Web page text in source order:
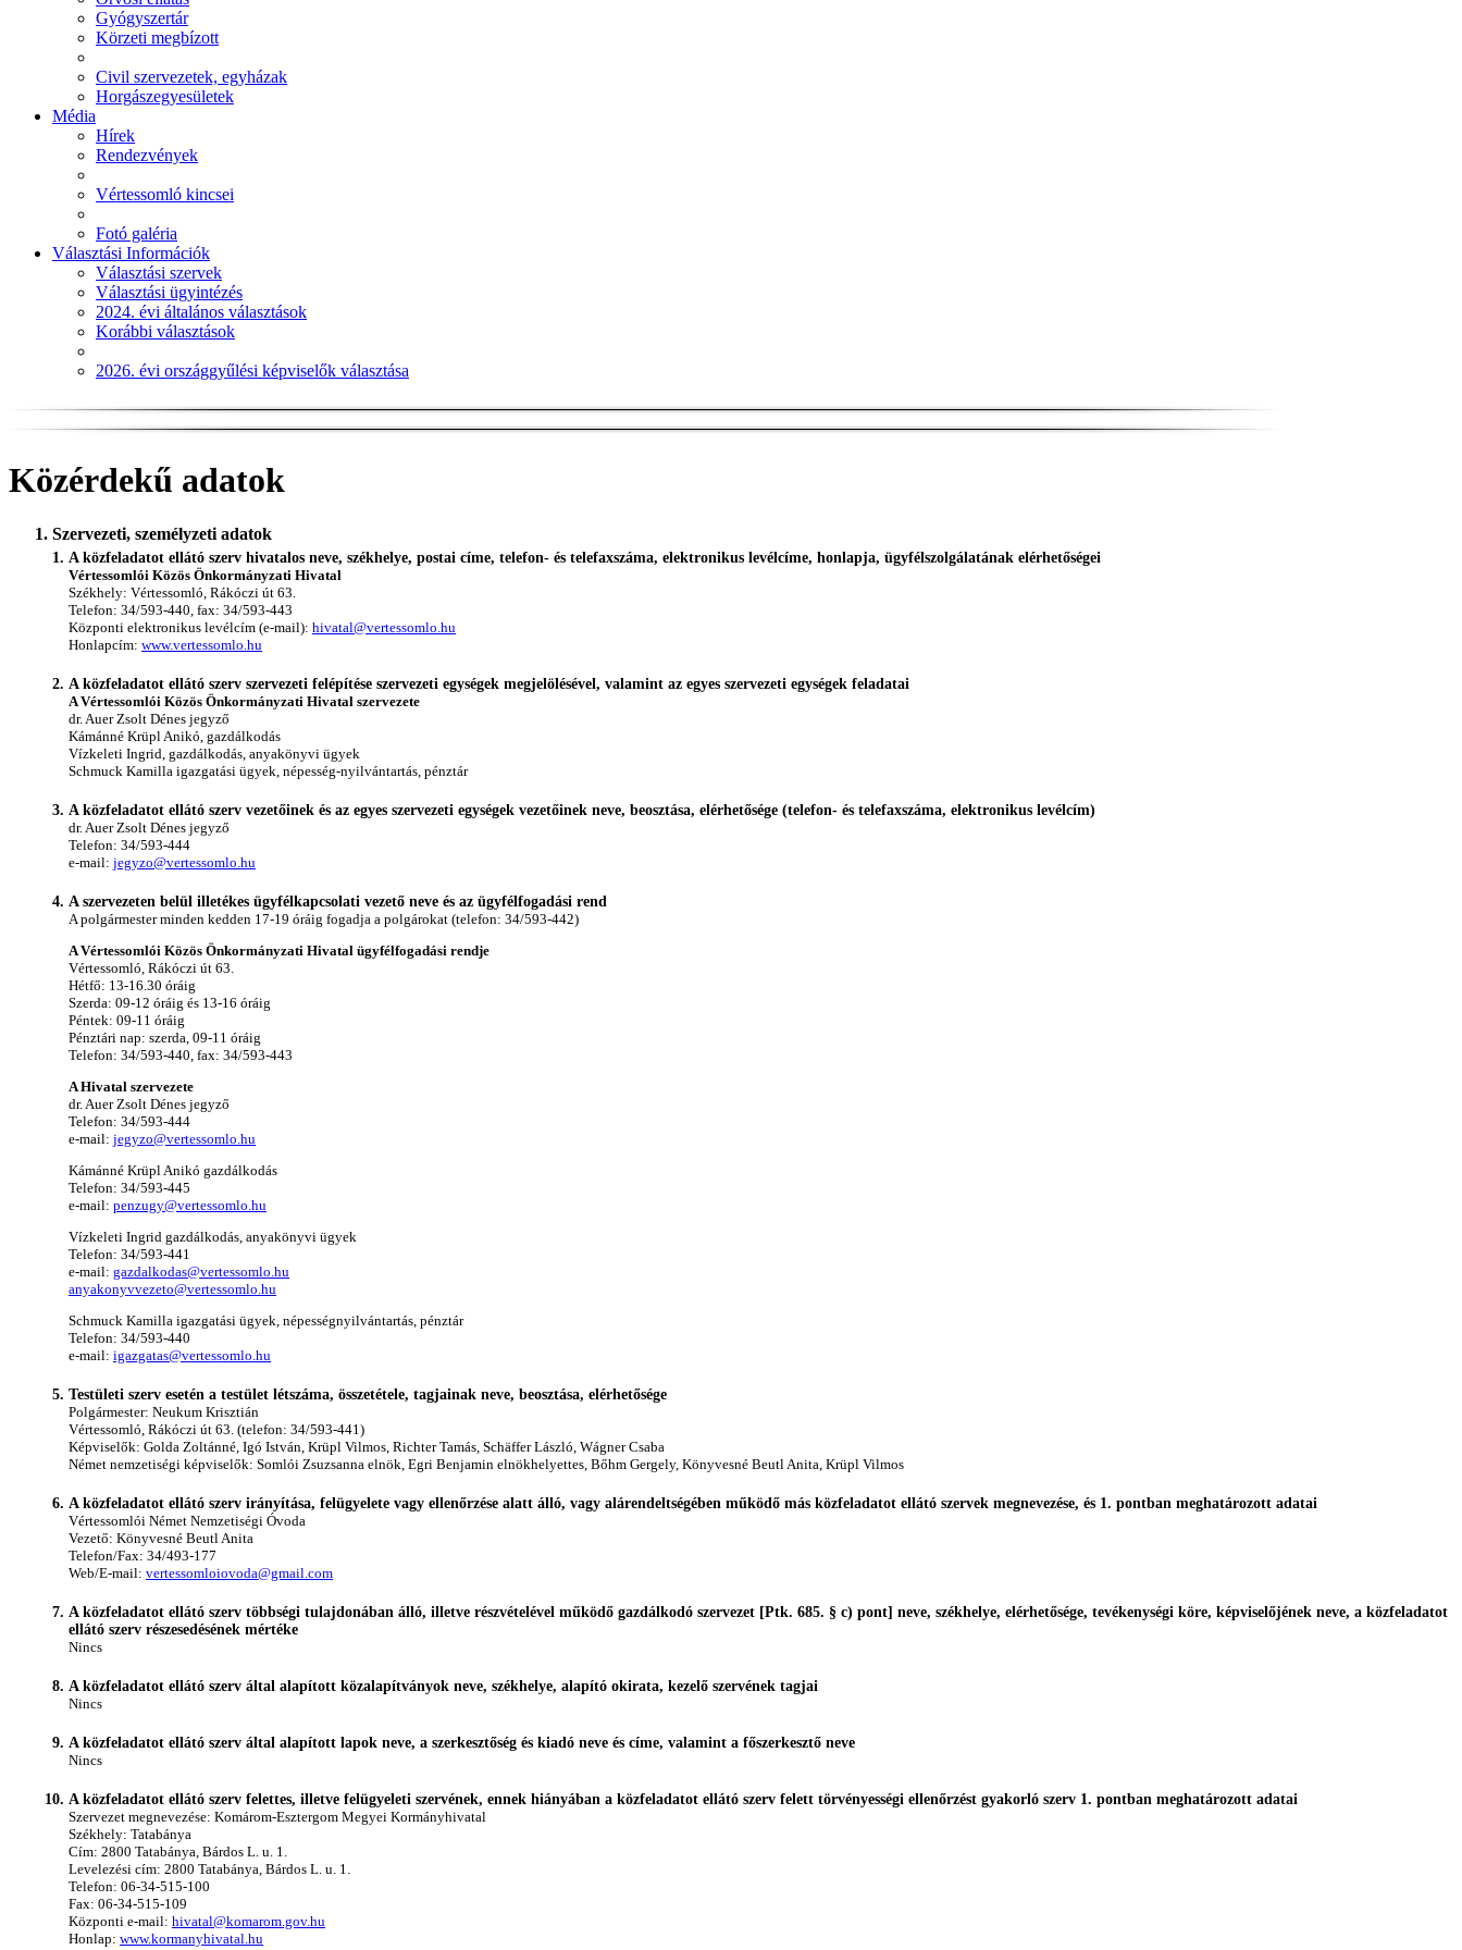
Gyógyszertár
Körzeti megbízott
Civil szervezetek, egyházak
Horgászegyesületek
Média
Hírek
Rendezvények
Vértessomló kincsei
Fotó galéria
Választási Információk
Választási szervek
Választási ügyintézés
2024. évi általános választások
Korábbi választások
2026. évi országgyűlési képviselők választása
Közérdekű adatok
Szervezeti, személyzeti adatok
A közfeladatot ellátó szerv hivatalos neve, székhelye, postai címe, telefon- és telefaxszáma, elektronikus levélcíme, honlapja, ügyfélszolgálatának elérhetőségei
Vértessomlói Közös Önkormányzati Hivatal
Székhely: Vértessomló, Rákóczi út 63.
Telefon: 34/593-440, fax: 34/593-443
Központi elektronikus levélcím (e-mail): hivatal@vertessomlo.hu
Honlapcím: www.vertessomlo.hu
A közfeladatot ellátó szerv szervezeti felépítése szervezeti egységek megjelölésével, valamint az egyes szervezeti egységek feladatai
A Vértessomlói Közös Önkormányzati Hivatal szervezete
dr. Auer Zsolt Dénes jegyző
Kámánné Krüpl Anikó, gazdálkodás
Vízkeleti Ingrid, gazdálkodás, anyakönyvi ügyek
Schmuck Kamilla igazgatási ügyek, népesség-nyilvántartás, pénztár
A közfeladatot ellátó szerv vezetőinek és az egyes szervezeti egységek vezetőinek neve, beosztása, elérhetősége (telefon- és telefaxszáma, elektronikus levélcím)
dr. Auer Zsolt Dénes jegyző
Telefon: 34/593-444
e-mail: jegyzo@vertessomlo.hu
A szervezeten belül illetékes ügyfélkapcsolati vezető neve és az ügyfélfogadási rend
A polgármester minden kedden 17-19 óráig fogadja a polgárokat (telefon: 34/593-442)
A Vértessomlói Közös Önkormányzati Hivatal ügyfélfogadási rendje
Vértessomló, Rákóczi út 63.
Hétfő: 13-16.30 óráig
Szerda: 09-12 óráig és 13-16 óráig
Péntek: 09-11 óráig
Pénztári nap: szerda, 09-11 óráig
Telefon: 34/593-440, fax: 34/593-443
A Hivatal szervezete
dr. Auer Zsolt Dénes jegyző
Telefon: 34/593-444
e-mail: jegyzo@vertessomlo.hu
Kámánné Krüpl Anikó gazdálkodás
Telefon: 34/593-445
e-mail: penzugy@vertessomlo.hu
Vízkeleti Ingrid gazdálkodás, anyakönyvi ügyek
Telefon: 34/593-441
e-mail: gazdalkodas@vertessomlo.hu
anyakonyvvezeto@vertessomlo.hu
Schmuck Kamilla igazgatási ügyek, népességnyilvántartás, pénztár
Telefon: 34/593-440
e-mail: igazgatas@vertessomlo.hu
Testületi szerv esetén a testület létszáma, összetétele, tagjainak neve, beosztása, elérhetősége
Polgármester: Neukum Krisztián
Vértessomló, Rákóczi út 63. (telefon: 34/593-441)
Képviselők: Golda Zoltánné, Igó István, Krüpl Vilmos, Richter Tamás, Schäffer László, Wágner Csaba
Német nemzetiségi képviselők: Somlói Zsuzsanna elnök, Egri Benjamin elnökhelyettes, Bőhm Gergely, Könyvesné Beutl Anita, Krüpl Vilmos
A közfeladatot ellátó szerv irányítása, felügyelete vagy ellenőrzése alatt álló, vagy alárendeltségében működő más közfeladatot ellátó szervek megnevezése, és 1. pontban meghatározott adatai
Vértessomlói Német Nemzetiségi Óvoda
Vezető: Könyvesné Beutl Anita
Telefon/Fax: 34/493-177
Web/E-mail: vertessomloiovoda@gmail.com
A közfeladatot ellátó szerv többségi tulajdonában álló, illetve részvételével működő gazdálkodó szervezet [Ptk. 685. § c) pont] neve, székhelye, elérhetősége, tevékenységi köre, képviselőjének neve, a közfeladatot
ellátó szerv részesedésének mértéke
Nincs
A közfeladatot ellátó szerv által alapított közalapítványok neve, székhelye, alapító okirata, kezelő szervének tagjai
Nincs
A közfeladatot ellátó szerv által alapított lapok neve, a szerkesztőség és kiadó neve és címe, valamint a főszerkesztő neve
Nincs
A közfeladatot ellátó szerv felettes, illetve felügyeleti szervének, ennek hiányában a közfeladatot ellátó szerv felett törvényességi ellenőrzést gyakorló szerv 1. pontban meghatározott adatai
Szervezet megnevezése: Komárom-Esztergom Megyei Kormányhivatal
Székhely: Tatabánya
Cím: 2800 Tatabánya, Bárdos L. u. 1.
Levelezési cím: 2800 Tatabánya, Bárdos L. u. 1.
Telefon: 06-34-515-100
Fax: 06-34-515-109
Központi e-mail: hivatal@komarom.gov.hu
Honlap: www.kormanyhivatal.hu